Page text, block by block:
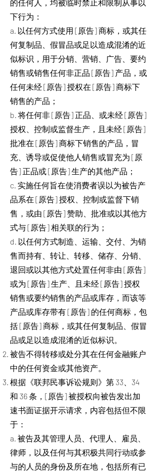
的任何人，均被临时禁止和限制从事以
下行为：
a. 以任何方式使用 [原告] 商标，或其任
何复制品、假冒品或足以造成混淆的近
似标识，用于分销、营销、广告、要约
销售或销售任何非正品 [原告] 产品，或
任何未经 [原告] 授权在 [原告] 商标下
销售的产品；
b. 将任何非 [原告] 正品、或未经 [原告]
授权、控制或监督生产，且未经 [原告]
批准在 [原告] 商标下销售的产品，冒
充、诱导或促使他人销售或冒充为 [原
告] 正品或 [原告] 生产的其他产品；
c. 实施任何旨在使消费者误以为被告产
品系在 [原告] 授权、控制或监督下销
售，或由 [原告] 赞助、批准或以其他方
式与 [原告] 相关联的行为；
d. 以任何方式制造、运输、交付、为销
售而持有、转让、转移、储存、分销、
退回或以其他方式处置任何非由 [原告]
或为 [原告] 生产、且未经 [原告] 授权
销售或要约销售的产品或库存，而该等
产品或库存带有 [原告] 的任何商标，包
括 [原告] 商标，或其任何复制品、假冒
品或足以造成混淆的近似标识。
被告不得转移或处分其在任何金融账户
中的任何资金或其他资产。
根据《联邦民事诉讼规则》第 33、34
和 36 条，[原告] 被授权向被告发出加
速书面证据开示请求，内容包括但不限
于：
a. 被告及其管理人员、代理人、雇员、
律师，以及任何与其积极共同行动或参
与的人员的身份及所在地，包括所有已